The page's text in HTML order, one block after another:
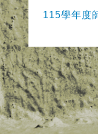
115學年度